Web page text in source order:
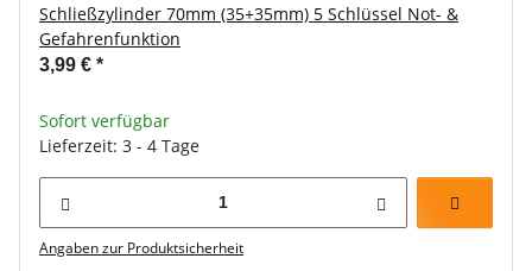
Schließzylinder 70mm (35+35mm) 5 Schlüssel Not- &
Gefahrenfunktion
3,99 € *
Sofort verfügbar
Lieferzeit: 3 - 4 Tage
Angaben zur Produktsicherheit